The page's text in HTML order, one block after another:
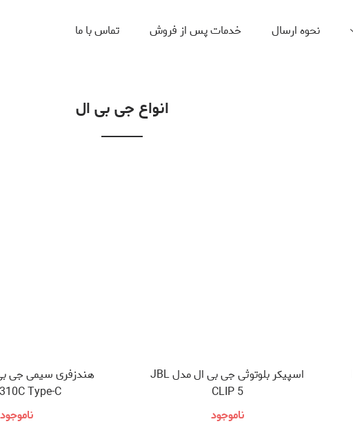
نحوه ارسال خدمات پس از فروش تماس با ما
انواع جی بی ال
اسپیکر بلوتوثی جی بی ال مدل JBL
CLIP 5
ناموجود
Type-C
ناموجود